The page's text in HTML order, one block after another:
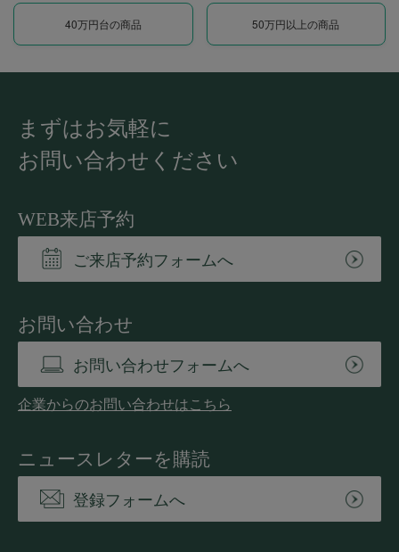
40万円台の商品 50万円以上の商品
まずはお気軽に
お問い合わせください
WEB来店予約
ご来店予約フォームへ
お問い合わせ
お問い合わせフォームへ
企業からのお問い合わせはこちら
ニュースレターを購読
登録フォームへ